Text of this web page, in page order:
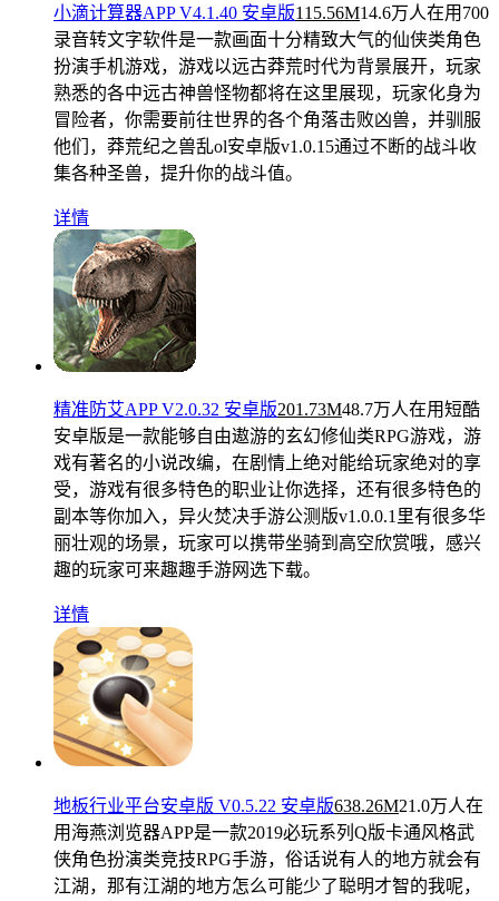
小滴计算器APP V4.1.40 安卓版115.56M14.6万人在用 700
录音转文字软件是一款画面十分精致大气的仙侠类角色
扮演手机游戏，游戏以远古莽荒时代为背景展开，玩家
熟悉的各中远古神兽怪物都将在这里展现，玩家化身为
冒险者，你需要前往世界的各个角落击败凶兽，并驯服
他们，莽荒纪之兽乱ol安卓版v1.0.15通过不断的战斗收
集各种圣兽，提升你的战斗值。
详情
精准防艾APP V2.0.32 安卓版201.73M48.7万人在用短酷
安卓版是一款能够自由遨游的玄幻修仙类RPG游戏，游
戏有著名的小说改编，在剧情上绝对能给玩家绝对的享
受，游戏有很多特色的职业让你选择，还有很多特色的
副本等你加入，异火焚决手游公测版v1.0.0.1里有很多华
丽壮观的场景，玩家可以携带坐骑到高空欣赏哦，感兴
趣的玩家可来趣趣手游网选下载。
详情
地板行业平台安卓版 V0.5.22 安卓版638.26M21.0万人在
用 海燕浏览器APP是一款2019必玩系列Q版卡通风格武
侠角色扮演类竞技RPG手游，俗话说有人的地方就会有
江湖，那有江湖的地方怎么可能少了聪明才智的我呢，